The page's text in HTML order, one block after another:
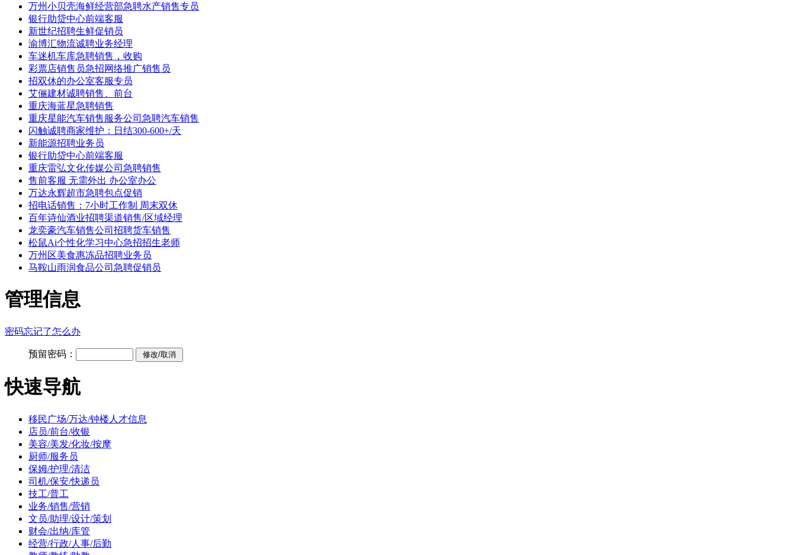
万州小贝壳海鲜经营部急聘水产销售专员
银行助贷中心前端客服
新世纪招聘生鲜促销员
渝博汇物流诚聘业务经理
车迷机车库急聘销售，收购
彩票店销售员急招网络推广销售员
招双休的办公室客服专员
艾俪建材诚聘销售、前台
重庆海蓝星急聘销售
重庆星能汽车销售服务公司急聘汽车销售
闪触诚聘商家维护：日结300-600+/天
新能源招聘业务员
银行助贷中心前端客服
重庆雷弘文化传媒公司急聘销售
售前客服 无需外出 办公室办公
万达永辉超市急聘包点促销
招电话销售：7小时工作制 周末双休
百年诗仙酒业招聘渠道销售/区域经理
龙奕豪汽车销售公司招聘货车销售
松鼠Ai个性化学习中心急招招生老师
万州区美食惠冻品招聘业务员
马鞍山雨润食品公司急聘促销员
管理信息
密码忘记了怎么办
预留密码：
快速导航
移民广场/万达/钟楼人才信息
店员/前台/收银
美容/美发/化妆/按摩
厨师/服务员
保姆/护理/清洁
司机/保安/快递员
技工/普工
业务/销售/营销
文员/助理/设计/策划
财会/出纳/库管
经营/行政/人事/后勤